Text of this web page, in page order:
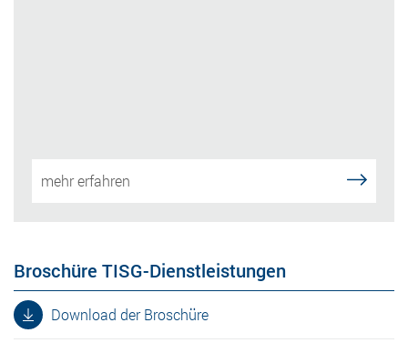
mehr erfahren
Broschüre TISG-Dienstleistungen
Download der Broschüre